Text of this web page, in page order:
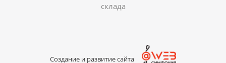
склада
Создание и развитие сайта